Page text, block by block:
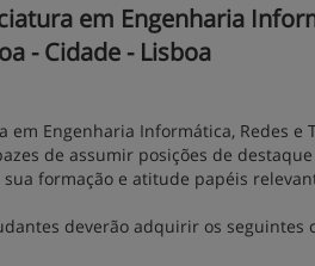
em Engenharia
- Cidade - Lisboa
em Engenharia Informática, Redes e
de assumir posições de
formação e atitude papéis
deverão adquirir os